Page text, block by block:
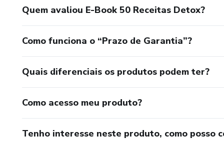
Quem avaliou E-Book 50 Receitas Detox?
Como funciona o “Prazo de Garantia”?
Quais diferenciais os produtos podem ter?
Como acesso meu produto?
Tenho interesse neste produto, como posso